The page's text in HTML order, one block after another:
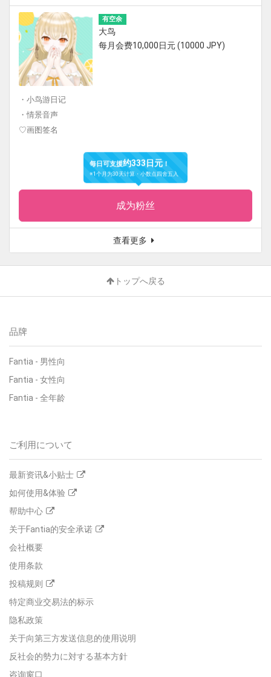
有空余
大鸟
每月会费10,000日元 (10000 JPY)
・小鸟游日记
・情景音声
♡画图签名
每日可支援约333日元！
※1个月为30天计算・小数点四舍五入
成为粉丝
查看更多
トップへ戻る
品牌
Fantia - 男性向
Fantia - 女性向
Fantia - 全年龄
ご利用について
最新资讯&小贴士
如何使用&体验
帮助中心
关于Fantia的安全承诺
会社概要
使用条款
投稿规则
特定商业交易法的标示
隐私政策
关于向第三方发送信息的使用说明
反社会的勢力に対する基本方針
咨询窗口